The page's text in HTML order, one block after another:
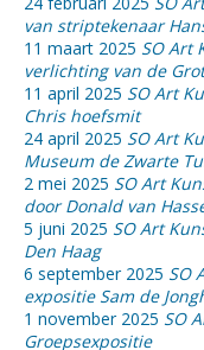
van striptekenaar
11 maart 2025 SO Art
verlichting van de
11 april 2025 SO Art
Chris hoefsmit
24 april 2025 SO Art
Museum de Zwarte
2 mei 2025 SO Art
door Donald van
5 juni 2025 SO Art
Den Haag
6 september 2025 SO
expositie Sam de
1 november 2025 SO
Groepsexpositie